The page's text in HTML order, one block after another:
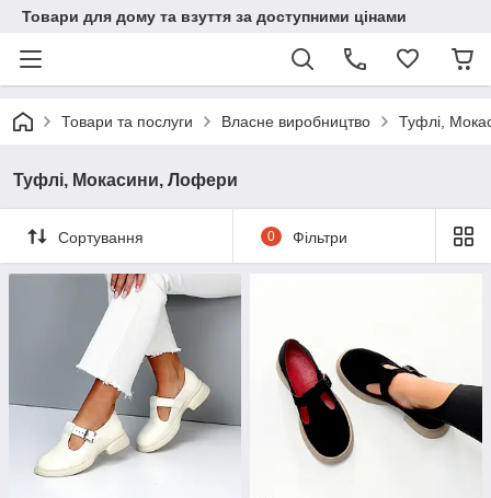
Товари для дому та взуття за доступними цінами
Товари та послуги Власне виробництво Туфлі,
Туфлі, Мокасини, Лофери
Сортування 0 Фільтри